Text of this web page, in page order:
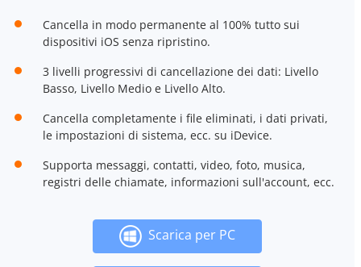
Cancella in modo permanente al 100% tutto sui
dispositivi iOS senza ripristino.
3 livelli progressivi di cancellazione dei dati: Livello
Basso, Livello Medio e Livello Alto.
Cancella completamente i file eliminati, i dati privati,
le impostazioni di sistema, ecc. su iDevice.
Supporta messaggi, contatti, video, foto, musica,
registri delle chiamate, informazioni sull'account, ecc.
Scarica per PC